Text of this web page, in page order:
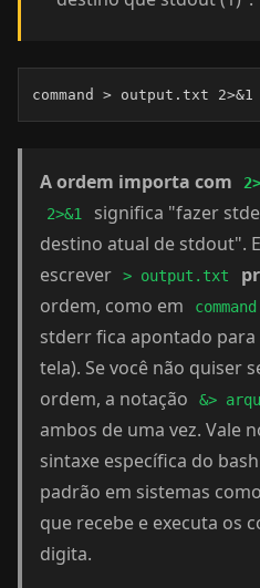
command > output.txt 2>&1
A ordem importa com
2>&1
significa "fazer
destino atual de stdout".
escrever
> output.txt
ordem, como em
stderr fica apontado
tela). Se você não quiser
ordem, a notação
&>
ambos de uma vez. Vale
sintaxe específica do
padrão em sistemas
que recebe e executa os
digita.